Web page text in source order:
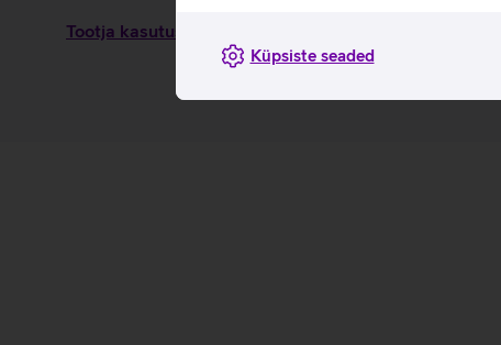
Küpsiste seaded
Tootja kasutusjuhend sülearvutile Dell Pro Max 16_EST